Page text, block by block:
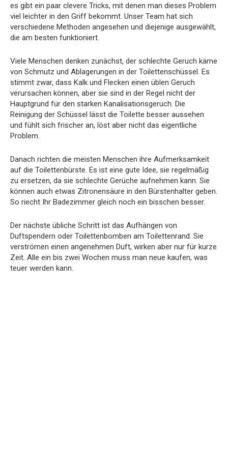
es gibt ein paar clevere Tricks, mit denen man dieses Problem
viel leichter in den Griff bekommt. Unser Team hat sich
verschiedene Methoden angesehen und diejenige ausgewählt,
die am besten funktioniert.
Viele Menschen denken zunächst, der schlechte Geruch käme
von Schmutz und Ablagerungen in der Toilettenschüssel. Es
stimmt zwar, dass Kalk und Flecken einen üblen Geruch
verursachen können, aber sie sind in der Regel nicht der
Hauptgrund für den starken Kanalisationsgeruch. Die
Reinigung der Schüssel lässt die Toilette besser aussehen
und fühlt sich frischer an, löst aber nicht das eigentliche
Problem.
Danach richten die meisten Menschen ihre Aufmerksamkeit
auf die Toilettenbürste. Es ist eine gute Idee, sie regelmäßig
zu ersetzen, da sie schlechte Gerüche aufnehmen kann. Sie
können auch etwas Zitronensäure in den Bürstenhalter geben.
So riecht Ihr Badezimmer gleich noch ein bisschen besser.
Der nächste übliche Schritt ist das Aufhängen von
Duftspendern oder Toilettenbomben am Toilettenrand. Sie
verströmen einen angenehmen Duft, wirken aber nur für kurze
Zeit. Alle ein bis zwei Wochen muss man neue kaufen, was
teuer werden kann.